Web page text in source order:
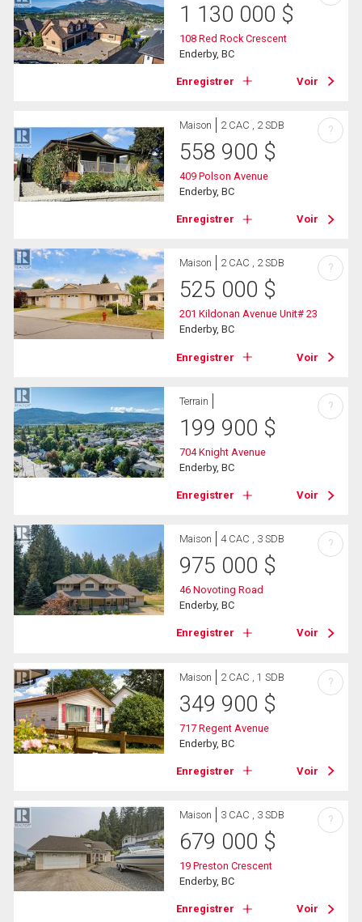
1 130 000 $
108 Red Rock Crescent
Enderby, BC
Enregistrer Voir
Maison 2 CAC , 2 SDB
558 900 $
409 Polson Avenue
Enderby, BC
Enregistrer Voir
?
Maison 2 CAC , 2 SDB
525 000 $
201 Kildonan Avenue Unit# 23
Enderby, BC
Enregistrer Voir
?
Terrain
199 900 $
704 Knight Avenue
Enderby, BC
Enregistrer Voir
?
Maison 4 CAC , 3 SDB
975 000 $
46 Novoting Road
Enderby, BC
Enregistrer Voir
?
Maison 2 CAC , 1 SDB
349 900 $
717 Regent Avenue
Enderby, BC
Enregistrer Voir
?
Maison 3 CAC , 3 SDB
679 000 $
19 Preston Crescent
Enderby, BC
Enregistrer Voir
?